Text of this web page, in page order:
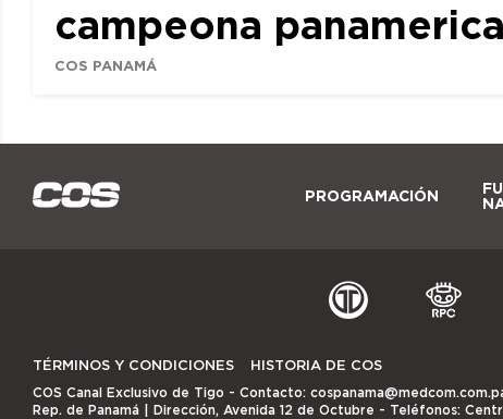
campeona
COS PANAMÁ
PROGRAMACIÓN
TÉRMINOS Y CONDICIONES HISTORIA DE COS
COS Canal Exclusivo de Tigo - Contacto:
Rep. de Panamá | Dirección, Avenida 12 de Octubre - Teléfonos: